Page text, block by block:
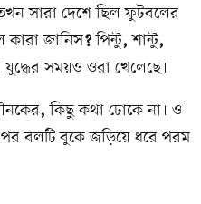
সারা দেশে ছিল ফুটবলের
কারা জানিস?পিন্টু,শান্টু,
যুদ্ধের সময়ও ওরা খেলেছে।
,কিছু কথা ঢোকে না। ও
বলটি বুকে জড়িয়ে ধরে পরম